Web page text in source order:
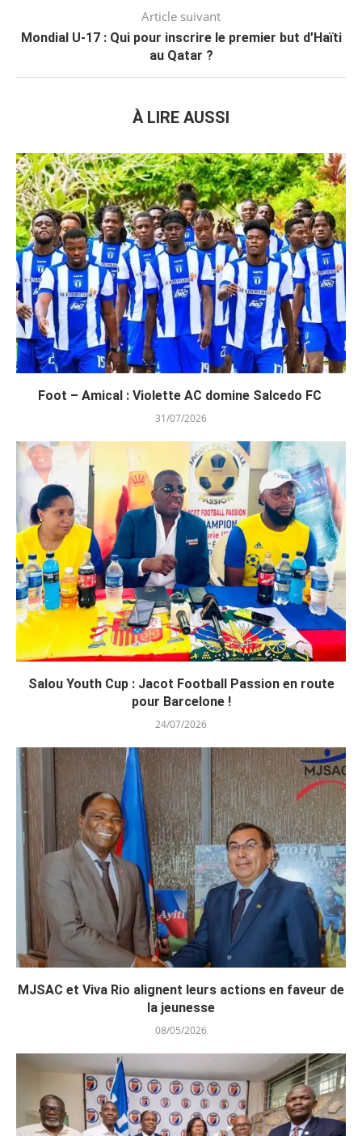
Article suivant
Mondial U-17 : Qui pour inscrire le premier but d’Haïti
au Qatar ?
À LIRE AUSSI
Foot – Amical : Violette AC domine Salcedo FC
31/07/2026
Salou Youth Cup : Jacot Football Passion en route
pour Barcelone !
24/07/2026
MJSAC et Viva Rio alignent leurs actions en faveur de
la jeunesse
08/05/2026